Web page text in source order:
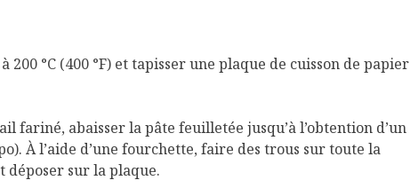
200 °C (400 °F) et tapisser une plaque de cuisson de papier
fariné, abaisser la pâte feuilletée jusqu’à l’obtention d’un
À l’aide d’une fourchette, faire des trous sur toute la
déposer sur la plaque.